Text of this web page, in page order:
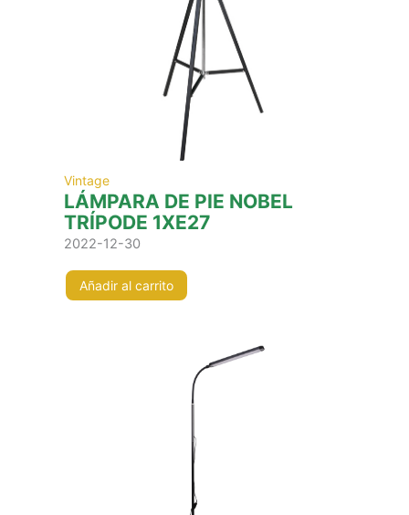
Vintage
LÁMPARA DE PIE NOBEL
TRÍPODE 1XE27
2022-12-30
Añadir al carrito